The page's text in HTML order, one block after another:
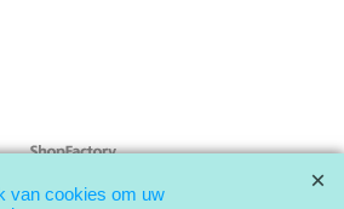
Webwinkel gemaakt met
van cookies om uw